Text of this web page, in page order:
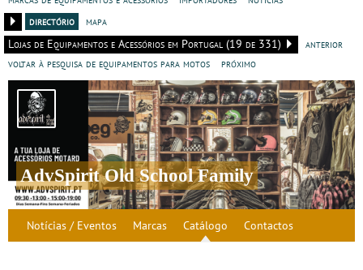
directório
mapa
Lojas de Equipamentos e Acessórios em Portugal (19 de 331)
anterior
voltar à pesquisa de equipamentos para motos
próximo
AdvSpirit Old School Family
Notícias / Eventos Marcas Catálogo Contactos